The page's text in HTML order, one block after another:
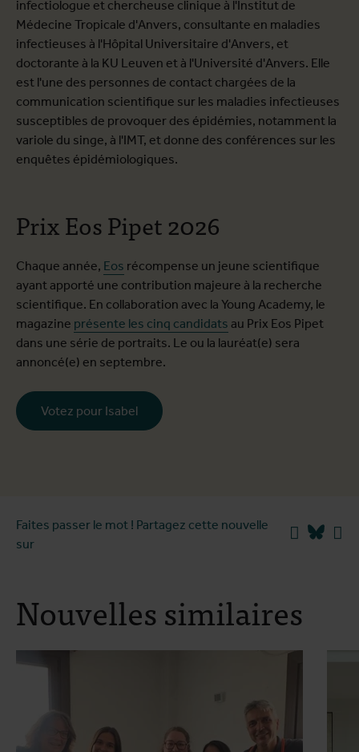
infectiologue et chercheuse clinique à l'Institut de
Médecine Tropicale d'Anvers, consultante en maladies
infectieuses à l'Hôpital Universitaire d'Anvers, et
doctorante à la KU Leuven et à l'Université d'Anvers. Elle
est l'une des personnes de contact chargées de la
communication scientifique sur les maladies infectieuses
susceptibles de provoquer des épidémies, notamment la
variole du singe, à l'IMT, et donne des conférences sur les
enquêtes épidémiologiques.
Prix Eos Pipet 2026
Chaque année, Eos récompense un jeune scientifique
ayant apporté une contribution majeure à la recherche
scientifique. En collaboration avec la Young Academy, le
magazine présente les cinq candidats au Prix Eos Pipet
dans une série de portraits. Le ou la lauréat(e) sera
annoncé(e) en septembre.
Votez pour Isabel
Faites passer le mot ! Partagez cette nouvelle
sur
Facebook
Nouvelles similaires